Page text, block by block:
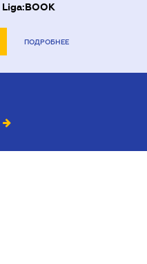
Liga:BOOK
ПОДРОБНЕЕ